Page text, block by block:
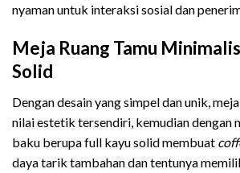
nyaman untuk interaksi sosial dan
Meja Ruang Tamu
Solid
Dengan desain yang simpel dan unik,
nilai estetik tersendiri, kemudian dengan
baku berupa full kayu solid membuat
daya tarik tambahan dan tentunya